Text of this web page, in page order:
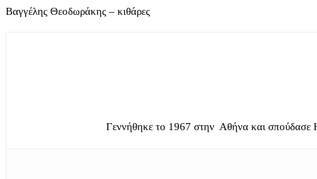
Βαγγέλης Θεοδωράκης – κιθάρες
Γεννήθηκε το 1967 στην Αθήνα και σπούδασε